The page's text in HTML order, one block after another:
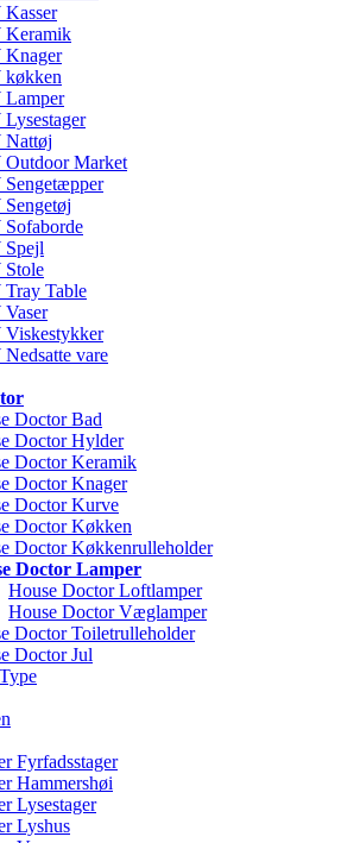
Market
Table
vare
Doctor Bad
Doctor Hylder
Doctor Keramik
Doctor Knager
Doctor Kurve
Doctor Køkken
Doctor Køkkenrulleholder
Doctor Lamper
House Doctor Loftlamper
House Doctor Væglamper
Doctor Toiletrulleholder
Doctor Jul
Fyrfadsstager
Hammershøi
Lysestager
Lyshus